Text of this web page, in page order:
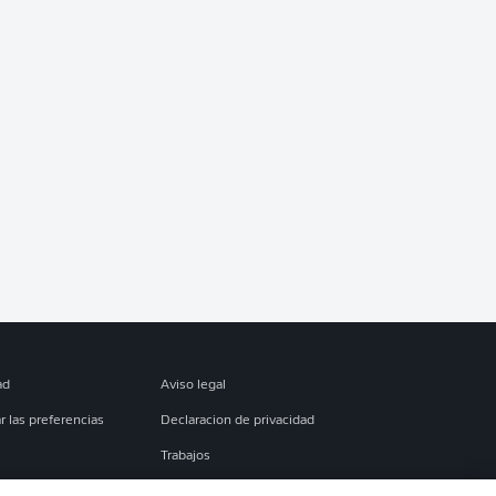
Aviso legal
las preferencias Declaracion de privacidad
Trabajos